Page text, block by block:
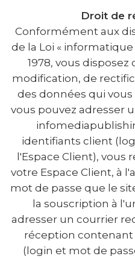
Droit de
Conformément aux
de la Loi «
1978, vous
modification, de
des données qui
vous pouvez adresser
identifiants client
l'Espace Client),
votre Espace Client, à
mot de passe que le
la souscription à
adresser un courrier
réception
(login et mot de